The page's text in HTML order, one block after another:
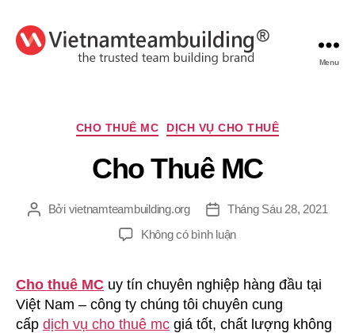
Menu
Chuyên
CHO THUÊ MC DỊCH VỤ CHO THUÊ
Cho Thuê MC
TácBởi vietnamteambuilding.org
Ngày
đăng
Tháng Sáu 28, 2021
Không có bình luậnở
MC
Cho thuê MC uy tín chuyên nghiệp hàng đầu tại
Việt Nam – công ty chúng tôi chuyên cung
cấp dịch vụ cho thuê mc giá tốt, chất lượng không